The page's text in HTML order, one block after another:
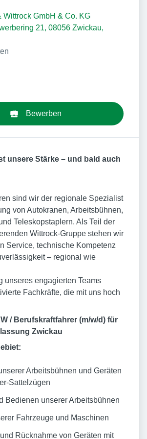
Wittrock GmbH & Co. KG
21, 08056 Zwickau,
Bewerben
unsere Stärke – und bald auch
sind wir der regionale Spezialist
von Autokranen, Arbeitsbühnen,
Teleskopstaplern. Als Teil der
Wittrock-Gruppe stehen wir
Service, technische Kompetenz
– regional wie
unseres engagierten Teams
Fachkräfte, die mit uns hoch
/ Berufskraftfahrer (m/w/d) für
Zwickau
Arbeitsbühnen und Geräten
Sattelzügen
Bedienen unserer Arbeitsbühnen
Fahrzeuge und Maschinen
Rücknahme von Geräten mit